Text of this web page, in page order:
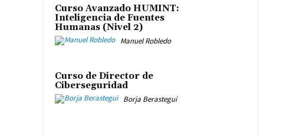
Curso Avanzado HUMINT:
Inteligencia de Fuentes
Humanas (Nivel 2)
Manuel Robledo
Curso de Director de
Ciberseguridad
Borja Berastegui